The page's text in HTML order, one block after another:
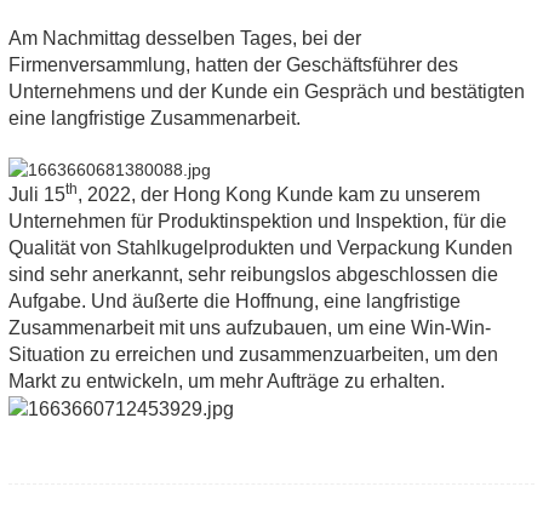
Am Nachmittag desselben Tages, bei der
Firmenversammlung, hatten der Geschäftsführer des
Unternehmens und der Kunde ein Gespräch und bestätigten
eine langfristige Zusammenarbeit.
Juli 15th, 2022, der Hong Kong Kunde kam zu unserem
Unternehmen für Produktinspektion und Inspektion, für die
Qualität von Stahlkugelprodukten und Verpackung Kunden
sind sehr anerkannt, sehr reibungslos abgeschlossen die
Aufgabe. Und äußerte die Hoffnung, eine langfristige
Zusammenarbeit mit uns aufzubauen, um eine Win-Win-
Situation zu erreichen und zusammenzuarbeiten, um den
Markt zu entwickeln, um mehr Aufträge zu erhalten.